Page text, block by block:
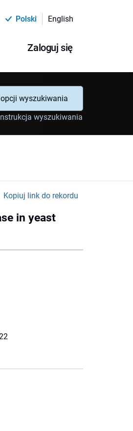
Polski English
Zaloguj się
wyszukiwania
wyszukiwania
Kopiuj link do rekordu
in yeast